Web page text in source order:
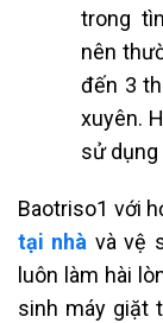
trong
nên
đến 3
xuyên.
sử dụng
Baotriso1 với
tại nhà và vệ
luôn làm hài
sinh máy giặt